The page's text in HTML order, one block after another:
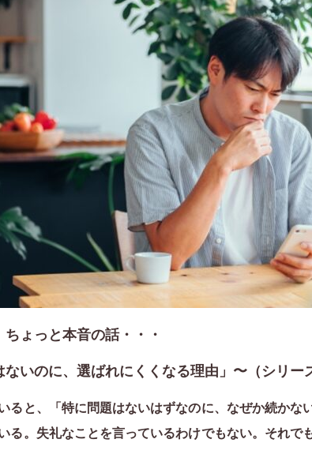
ょっと本音の話・・・
ないのに、選ばれにくくなる理由」〜（シリー
ると、「特に問題はないはずなのに、なぜか続か
る。失礼なことを言っているわけでもない。それ